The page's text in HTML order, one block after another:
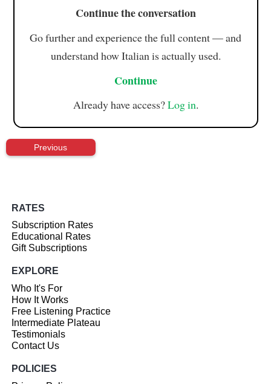
Continue the conversation
Go further and experience the full content — and
understand how Italian is actually used.
Continue
Already have access?Log in.
Previous
RATES
Subscription Rates
Educational Rates
Gift Subscriptions
EXPLORE
Who It's For
How It Works
Free Listening Practice
Intermediate Plateau
Testimonials
Contact Us
POLICIES